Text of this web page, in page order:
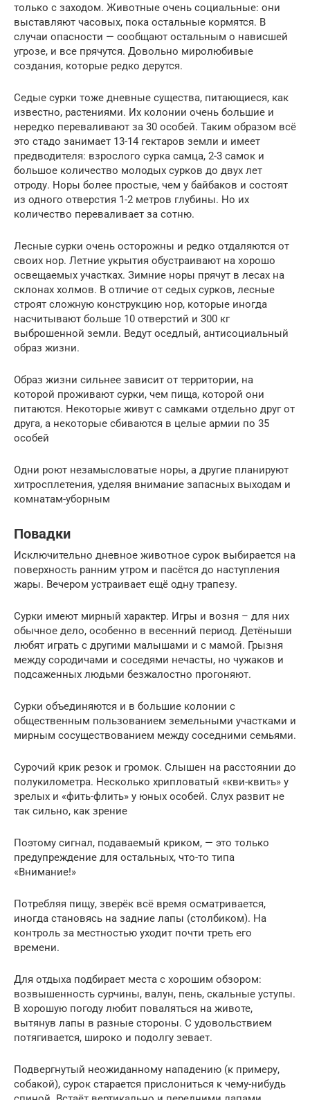
только с заходом. Животные очень социальные: они
выставляют часовых, пока остальные кормятся. В
случаи опасности — сообщают остальным о нависшей
угрозе, и все прячутся. Довольно миролюбивые
создания, которые редко дерутся.
Седые сурки тоже дневные существа, питающиеся, как
известно, растениями. Их колонии очень большие и
нередко переваливают за 30 особей. Таким образом всё
это стадо занимает 13-14 гектаров земли и имеет
предводителя: взрослого сурка самца, 2-3 самок и
большое количество молодых сурков до двух лет
отроду. Норы более простые, чем у байбаков и состоят
из одного отверстия 1-2 метров глубины. Но их
количество переваливает за сотню.
Лесные сурки очень осторожны и редко отдаляются от
своих нор. Летние укрытия обустраивают на хорошо
освещаемых участках. Зимние норы прячут в лесах на
склонах холмов. В отличие от седых сурков, лесные
строят сложную конструкцию нор, которые иногда
насчитывают больше 10 отверстий и 300 кг
выброшенной земли. Ведут оседлый, антисоциальный
образ жизни.
Образ жизни сильнее зависит от территории, на
которой проживают сурки, чем пища, которой они
питаются. Некоторые живут с самками отдельно друг от
друга, а некоторые сбиваются в целые армии по 35
особей
Одни роют незамысловатые норы, а другие планируют
хитросплетения, уделяя внимание запасных выходам и
комнатам-уборным
Повадки
Исключительно дневное животное сурок выбирается на
поверхность ранним утром и пасётся до наступления
жары. Вечером устраивает ещё одну трапезу.
Сурки имеют мирный характер. Игры и возня – для них
обычное дело, особенно в весенний период. Детёныши
любят играть с другими малышами и с мамой. Грызня
между сородичами и соседями нечасты, но чужаков и
подсаженных людьми безжалостно прогоняют.
Сурки объединяются и в большие колонии с
общественным пользованием земельными участками и
мирным сосуществованием между соседними семьями.
Сурочий крик резок и громок. Слышен на расстоянии до
полукилометра. Несколько хрипловатый «кви-квить» у
зрелых и «фить-флить» у юных особей. Слух развит не
так сильно, как зрение
Поэтому сигнал, подаваемый криком, — это только
предупреждение для остальных, что-то типа
«Внимание!»
Потребляя пищу, зверёк всё время осматривается,
иногда становясь на задние лапы (столбиком). На
контроль за местностью уходит почти треть его
времени.
Для отдыха подбирает места с хорошим обзором:
возвышенность сурчины, валун, пень, скальные уступы.
В хорошую погоду любит поваляться на животе,
вытянув лапы в разные стороны. С удовольствием
потягивается, широко и подолгу зевает.
Подвергнутый неожиданному нападению (к примеру,
собакой), сурок старается прислониться к чему-нибудь